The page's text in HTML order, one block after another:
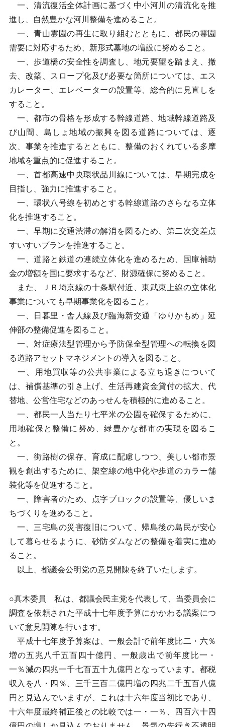
一、清流復活全体計画に基づく中小河川の清流化を推
進し、自然豊かな河川整備を進めること。
一、青山霊園の再生に取り組むとともに、都民の霊園
需要に対応するため、新形式墓地の増設に努めること。
一、歩道橋の安全性を調査し、地元要望を踏まえ、撤
去、改築、スロープ化及び必要な箇所については、エス
カレーター、エレベーターの設置等、総合的に見直しを
すること。
一、都市の骨格を形成する幹線道路、地域幹線道路及
び山間、島しょ地域の振興を図る道路については、逐
次、事業を推進するとともに、整備のおくれている多摩
地域を重点的に促進すること。
一、首都高速中央環状品川線については、早期完成を
目指し、強力に推進すること。
一、環状八号線を初めとする幹線道路のさらなる立体
化を推進すること。
一、早期に交通渋滞の解消を図るため、第二次交差点
すいすいプランを推進すること。
一、道路と鉄道の連続立体化を進めるため、国庫補助
金の増額を国に要求するなど、財源確保に努めること。
また、ＪＲ埼京線の十条駅付近、東武東上線の立体化
事業についても早期事業化を図ること。
一、日暮里・舎人線及び臨海新交通「ゆりかもめ」延
伸部の整備促進を図ること。
一、対症療法型管理から予防保全型管理への転換を図
る道路アセットマネジメントの導入を図ること。
一、用地買収等の公共事業による立ち退きについて
は、補償基準の引き上げ、生活再建資金貸付の拡大、代
替地、公営住宅などのあっせんを積極的に進めること。
一、都民一人当たり七平米の公園を確保するために、
用地確保と整備に努め、緑豊かな都市の実現を図るこ
と。
一、街路樹の保存、育成に配慮しつつ、美しい都市景
観を創出するために、架空線の地中化や歩道のカラー舗
装化等を促進すること。
一、障害者のため、点字ブロックの設置等、優しいま
ちづくりを進めること。
一、三宅島の災害復旧について、帰島後の島民が安心
して暮らせるように、砂防ダムなどの整備を着実に進め
ること。
以上、都議会公明党の意見開陳を終了いたします。
○真木委員 私は、都議会民主党を代表して、当委員会に
調査を依頼された平成十七年度予算にかかわる議案につ
いて意見開陳を行います。
平成十七年度予算案は、一般会計で前年度比二・六％
増の五兆八千五百四十億円、一般歳出で前年度比一・
一％減の四兆一千七百五十九億円となっています。都税
収入を八・四％、三千三百二億円増の四兆二千五百八億
円と見込んでいますが、これは十六年度当初比であり、
十六年度最終補正後との比較では一・一％、四百六十四